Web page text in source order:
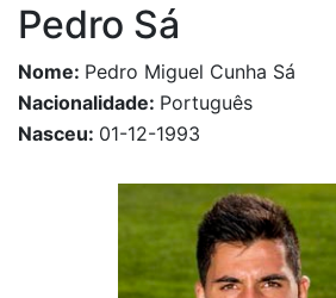
Pedro Sá
Nome: Pedro Miguel Cunha Sá
Nacionalidade: Português
Nasceu: 01-12-1993